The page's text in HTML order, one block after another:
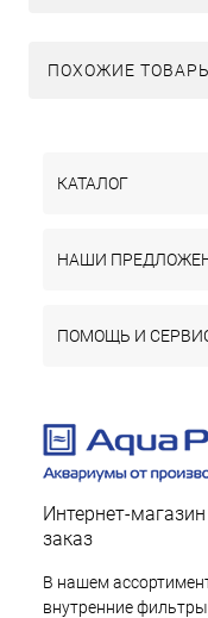
ПОХОЖИЕ
КАТАЛОГ
НАШИ
ПОМОЩЬ И
Интернет-
заказ
В нашем
внутренние